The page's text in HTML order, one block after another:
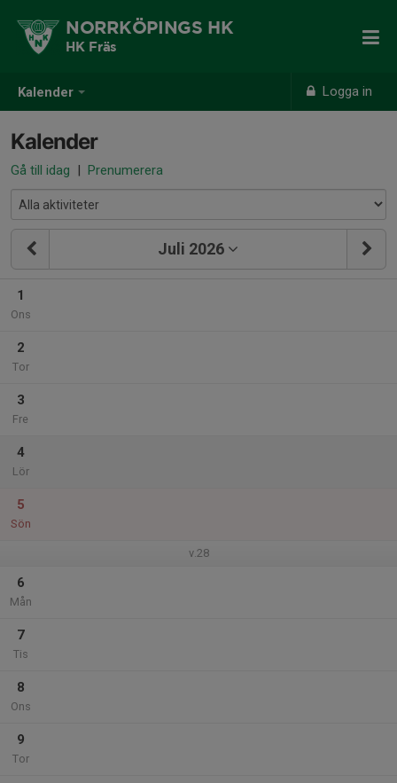
Kalender Logga in
NORRKÖPINGS HK
HK Fräs
Kalender
Gå till idag | Prenumerera
Juli 2026
1
Ons
2
Tor
3
Fre
4
Lör
5
Sön
v.28
6
Mån
7
Tis
8
Ons
9
Tor